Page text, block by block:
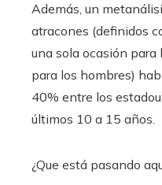
Además, un
atracones (definidos
una sola ocasión para
para los hombres)
40% entre los
últimos 10 a 15 años.
¿Que está pasando